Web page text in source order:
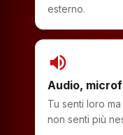
esterno.
volume_up
Audio,
Tu senti loro
non senti più